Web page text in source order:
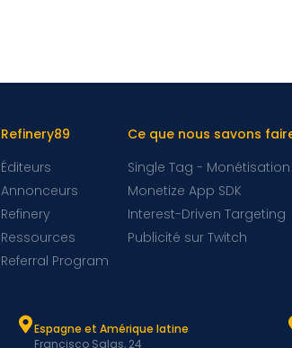
Refinery89
Éditeurs
Annonceurs
Refinery
Ressources
Referral Program
Ce que nous savons
Single Tag -
Monetize App SDK
Interest-Driven Targeting
Publicité sur Twitch
Espagne et Amérique latine
Francisco Salas, 24